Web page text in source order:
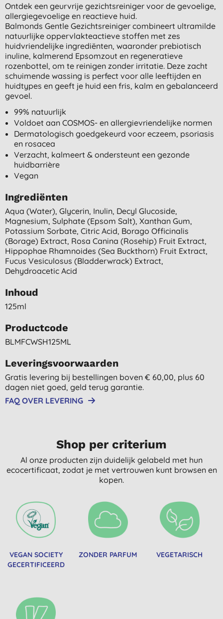
Ontdek een geurvrije gezichtsreiniger voor de gevoelige,
allergiegevoelige en reactieve huid.
Balmonds Gentle Gezichtsreiniger combineert ultramilde
natuurlijke oppervlakteactieve stoffen met zes
huidvriendelijke ingrediënten, waaronder prebiotisch
inuline, kalmerend Epsomzout en regeneratieve
rozenbottel, om te reinigen zonder irritatie. Deze zacht
schuimende wassing is perfect voor alle leeftijden en
huidtypes en geeft je huid een fris, kalm en gebalanceerd
gevoel.
99% natuurlijk
Voldoet aan COSMOS- en allergievriendelijke normen
Dermatologisch goedgekeurd voor eczeem, psoriasis
en rosacea
Verzacht, kalmeert & ondersteunt een gezonde
huidbarrière
Vegan
Ingrediënten
Aqua (water), Glycerin, Inulin, Decyl Glucoside,
Magnesium, Sulphate (epsom Salt), Xanthan Gum,
Potassium Sorbate, Citric Acid, Borago Officinalis
(borage) Extract, Rosa Canina (rosehip) Fruit Extract,
Hippophae Rhamnoides (sea Buckthorn) Fruit Extract,
Fucus Vesiculosus (bladderwrack) Extract,
Dehydroacetic Acid
Inhoud
125ml
Productcode
BLMFCWSH125ML
Leveringsvoorwaarden
Gratis levering bij bestellingen boven € 60,00, plus 60
dagen niet goed, geld terug garantie.
FAQ OVER LEVERING
Shop per criterium
Al onze producten zijn duidelijk gelabeld met hun
ecocertificaat, zodat je met vertrouwen kunt browsen en
kopen.
VEGAN SOCIETY
GECERTIFICEERD
ZONDER PARFUM VEGETARISCH